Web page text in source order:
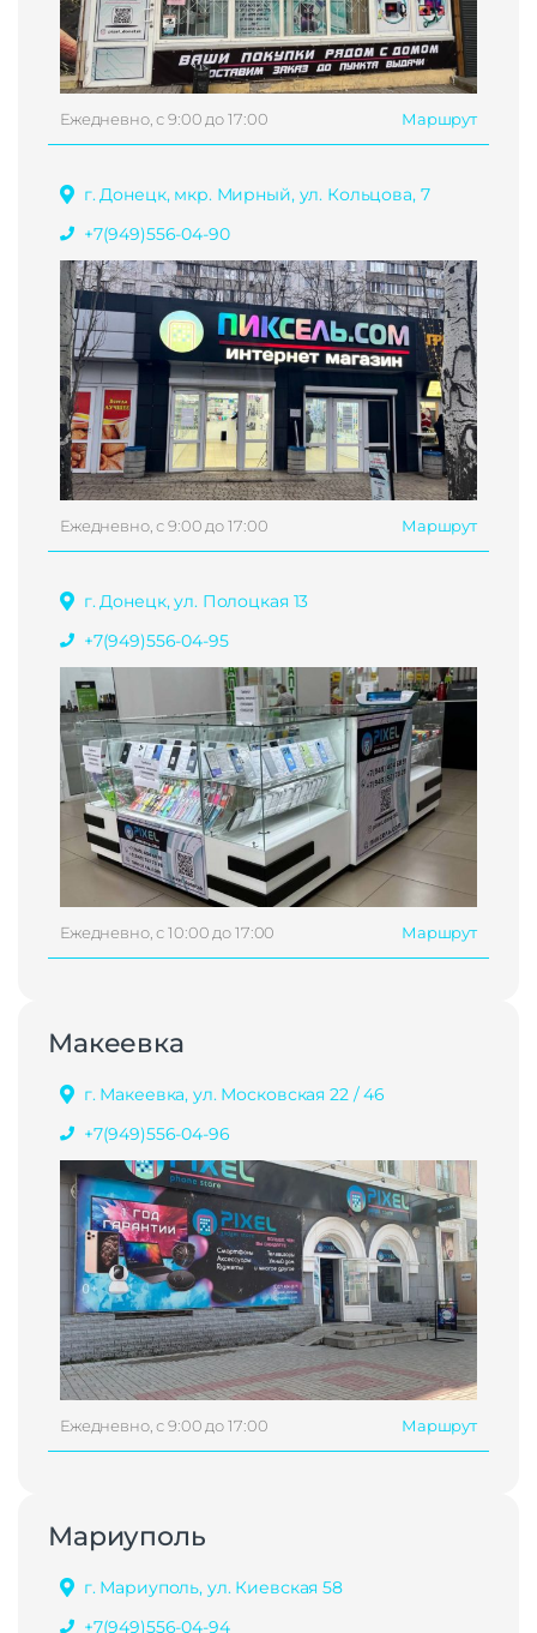
Ежедневно, с 9:00 до 17:00 Маршрут
г. Донецк, мкр. Мирный, ул. Кольцова, 7
+7(949)556-04-90
Ежедневно, с 9:00 до 17:00 Маршрут
г. Донецк, ул. Полоцкая 13
+7(949)556-04-95
Ежедневно, с 10:00 до 17:00 Маршрут
Макеевка
г. Макеевка, ул. Московская 22 / 46
+7(949)556-04-96
Ежедневно, с 9:00 до 17:00 Маршрут
Мариуполь
г. Мариуполь, ул. Киевская 58
+7(949)556-04-94